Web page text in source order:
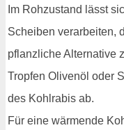
Im Rohzustand lässt
Scheiben verarbeiten,
pflanzliche Alternative
Tropfen Olivenöl oder
des Kohlrabis ab.
Für eine wärmende